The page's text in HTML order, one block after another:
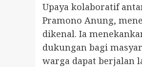
Upaya kolaboratif
Pramono Anung,
dikenal. Ia
dukungan bagi
warga dapat berjalan